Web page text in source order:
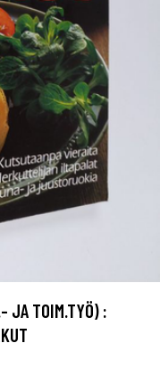
JA TOIM.TYÖ) :